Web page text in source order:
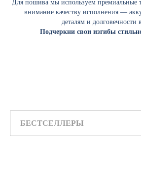
Для пошива мы используем премиальные
внимание качеству исполнения —
деталям и долговечности
Подчеркни свои изгибы